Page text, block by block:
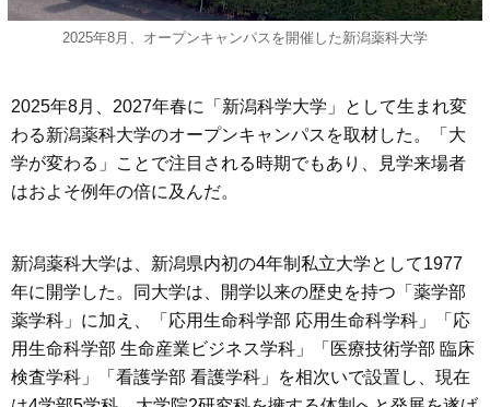
2025年8月、オープンキャンパスを開催した新潟薬科大学
2025年8月、2027年春に「新潟科学大学」として生まれ変
わる新潟薬科大学のオープンキャンパスを取材した。「大
学が変わる」ことで注目される時期でもあり、見学来場者
はおよそ例年の倍に及んだ。
新潟薬科大学は、新潟県内初の4年制私立大学として1977
年に開学した。同大学は、開学以来の歴史を持つ「薬学部
薬学科」に加え、「応用生命科学部 応用生命科学科」「応
用生命科学部 生命産業ビジネス学科」「医療技術学部 臨床
検査学科」「看護学部 看護学科」を相次いで設置し、現在